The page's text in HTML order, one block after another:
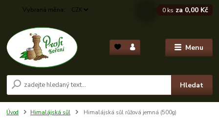
Menu
CZK
Hledat
0 ks za 0,00 Kč
Úvod Himalájská sůl Himalájská sůl růžová jemná (500g)